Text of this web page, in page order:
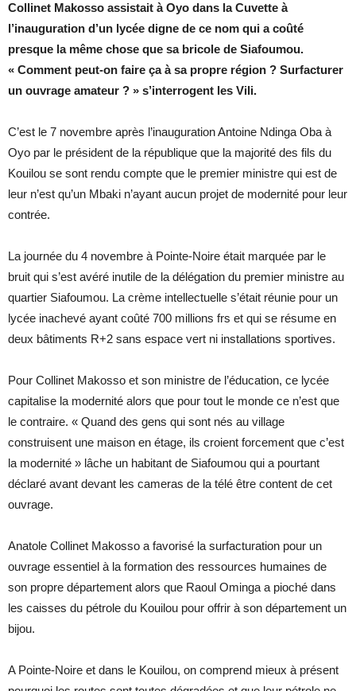
Collinet Makosso assistait à Oyo dans la Cuvette à
l’inauguration d’un lycée digne de ce nom qui a coûté
presque la même chose que sa bricole de Siafoumou.
« Comment peut-on faire ça à sa propre région ? Surfacturer
un ouvrage amateur ? » s’interrogent les Vili.
C’est le 7 novembre après l’inauguration Antoine Ndinga Oba à
Oyo par le président de la république que la majorité des fils du
Kouilou se sont rendu compte que le premier ministre qui est de
leur n’est qu’un Mbaki n’ayant aucun projet de modernité pour leur
contrée.
La journée du 4 novembre à Pointe-Noire était marquée par le
bruit qui s’est avéré inutile de la délégation du premier ministre au
quartier Siafoumou. La crème intellectuelle s’était réunie pour un
lycée inachevé ayant coûté 700 millions frs et qui se résume en
deux bâtiments R+2 sans espace vert ni installations sportives.
Pour Collinet Makosso et son ministre de l’éducation, ce lycée
capitalise la modernité alors que pour tout le monde ce n’est que
le contraire. « Quand des gens qui sont nés au village
construisent une maison en étage, ils croient forcement que c’est
la modernité » lâche un habitant de Siafoumou qui a pourtant
déclaré avant devant les cameras de la télé être content de cet
ouvrage.
Anatole Collinet Makosso a favorisé la surfacturation pour un
ouvrage essentiel à la formation des ressources humaines de
son propre département alors que Raoul Ominga a pioché dans
les caisses du pétrole du Kouilou pour offrir à son département un
bijou.
A Pointe-Noire et dans le Kouilou, on comprend mieux à présent